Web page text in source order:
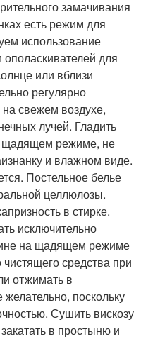
замачивания
есть режим для
использование
для
или вблизи
регулярно
на свежем воздухе,
лучей. Гладить
щадящем режиме, не
и влажном виде.
Постельное белье
целлюлозы.
в стирке.
исключительно
на щадящем режиме
средства при
отжимать в
поскольку
Сушить вискозу
в простыню и